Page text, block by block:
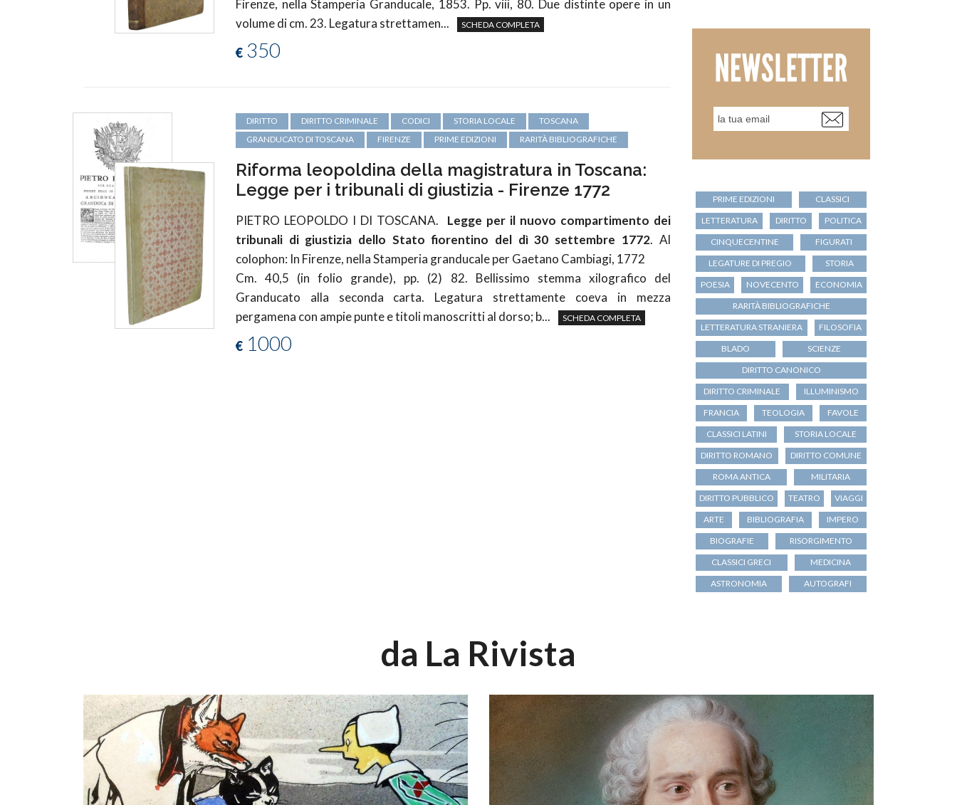
Firenze, nella Stamperia Granducale, 1853. Pp. viii, 80. Due distinte opere in un
volume di cm. 23. Legatura strettamen...
SCHEDA COMPLETA
€350
DIRITTO DIRITTO CRIMINALE CODICI STORIA LOCALE
TOSCANA
GRANDUCATO DI TOSCANA
FIRENZE PRIME EDIZIONI RARITÀ BIBLIOGRAFICHE
Riforma leopoldina della magistratura in Toscana:
Legge per i tribunali di giustizia - Firenze 1772
PIETRO LEOPOLDO I DI TOSCANA.
Legge per il nuovo compartimento dei
tribunali di giustizia dello Stato fiorentino del dì 30 settembre 1772. Al
colophon: In Firenze, nella Stamperia granducale per Gaetano Cambiagi, 1772
Cm. 40,5 (in folio grande), pp. (2) 82. Bellissimo stemma xilografico del
Granducato alla seconda carta. Legatura strettamente coeva in mezza
pergamena con ampie punte e titoli manoscritti al dorso; b...
SCHEDA COMPLETA
€1000
PRIME EDIZIONI
CLASSICI
LETTERATURA
DIRITTO
POLITICA
CINQUECENTINE
FIGURATI
LEGATURE DI PREGIO
STORIA
POESIA
NOVECENTO
ECONOMIA
RARITÀ BIBLIOGRAFICHE
LETTERATURA STRANIERA
FILOSOFIA
BLADO
SCIENZE
DIRITTO CANONICO
DIRITTO CRIMINALE
ILLUMINISMO
FRANCIA
TEOLOGIA
FAVOLE
CLASSICI LATINI
STORIA LOCALE
DIRITTO ROMANO
DIRITTO COMUNE
ROMA ANTICA
MILITARIA
DIRITTO PUBBLICO
TEATRO
VIAGGI
ARTE
BIBLIOGRAFIA
IMPERO
BIOGRAFIE
RISORGIMENTO
CLASSICI GRECI
MEDICINA
ASTRONOMIA
AUTOGRAFI
da La Rivista